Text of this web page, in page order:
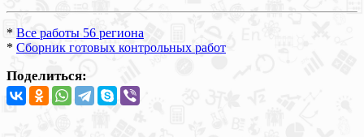
* Все работы 56 региона
* Сборник готовых контрольных работ
Поделиться: